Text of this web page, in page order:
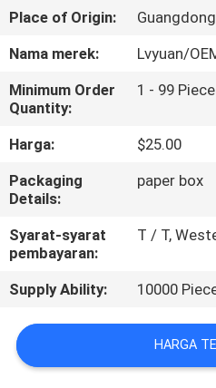
TENTANG
KAMI
TUR
PABRIK
KONTROL
KUALITAS
HUBUNGI
BERITA
Place of Origin:
Nama merek:
Lvyuan/
Minimum Order
Quantity:
1 - 99
Harga:
$25.00
Packaging
Details:
paper box
Syarat-syarat
pembayaran:
T / T,
Supply Ability: 10000
HARGA